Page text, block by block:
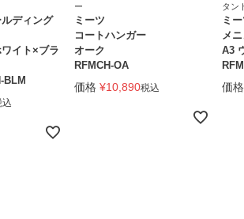
ディング
イト×ブラ
BLM
込
ー
ミーツ
コートハンガー
オーク
RFMCH-OA
価格 ¥10,890税込
タン
ミ
メ
A3
価格